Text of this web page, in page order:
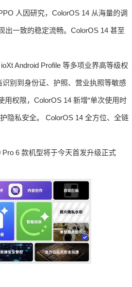
人因研究，ColorOS 14 从海量的调
出一致的稳定流畅。ColorOS 14 甚至
Android Profile 等多项业界高等级权
别到身份证、护照、营业执照等敏感
权限，ColorOS 14 新增“单次使用时
隐私安全。 ColorOS 14 全方位、全链
6 款机型将于今天首发升级正式